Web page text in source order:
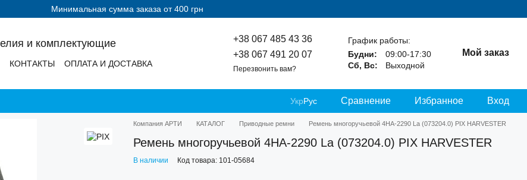
Минимальная сумма заказа от 400 грн
и комплектующие
КОНТАКТЫ
ОПЛАТА И ДОСТАВКА
+38 067 485 43 36
+38 067 491 20 07
Перезвонить вам?
График работы:
Будни:
09:00-17:30
Сб, Вс:
Выходной
Мой заказ
УкрРус Сравнение Избранное Вход
Компания АРТИ КАТАЛОГ Приводные ремни Ремень многоручьевой 4HA-2290 La (073204.0) PIX HARVESTER
Ремень многоручьевой 4HA-2290 La (073204.0) PIX HARVESTER
В наличии Код товара: 101-05684